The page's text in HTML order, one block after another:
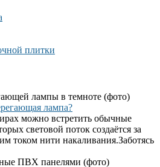
плитки
лампа?
можно встретить обычные
световой поток создаётся за
током нити накаливания.Заботясь